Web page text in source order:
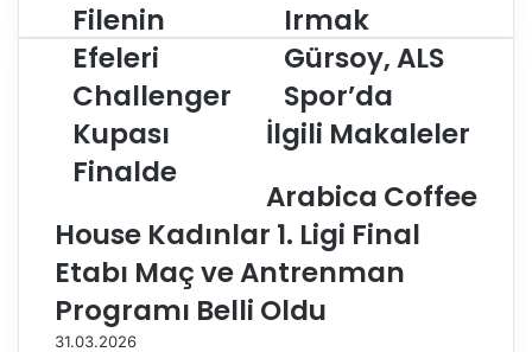
F
i
e
n
E
e
l
e
i
Filenin
Efeleri
Challenger
Kupası
Finalde
I
r
m
a
G
r
s
o
y
,
A
Irmak
Gürsoy, ALS
Spor’da
İlgili Makaleler
Arabica Coffee
House Kadınlar 1. Ligi Final
Etabı Maç ve Antrenman
Programı Belli Oldu
31.03.2026